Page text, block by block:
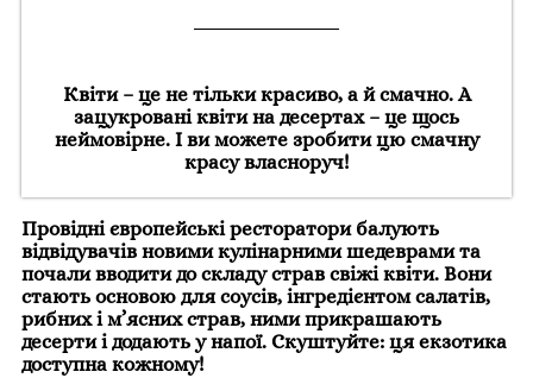
Квіти – це не тільки красиво, а й смачно. А
зацукровані квіти на десертах – це щось
неймовірне. І ви можете зробити цю смачну
красу власноруч!
Провідні європейські ресторатори балують
відвідувачів новими кулінарними шедеврами та
почали вводити до складу страв свіжі квіти. Вони
стають основою для соусів, інгредієнтом салатів,
рибних і м’ясних страв, ними прикрашають
десерти і додають у напої. Скуштуйте: ця екзотика
доступна кожному!